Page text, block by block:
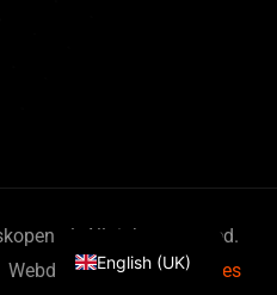
All rights reserved.
WebdesignBy Bits & Pieces
English (UK)
Deutsch